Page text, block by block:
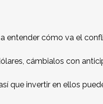
entender cómo va el
cámbialos con
que invertir en ellos